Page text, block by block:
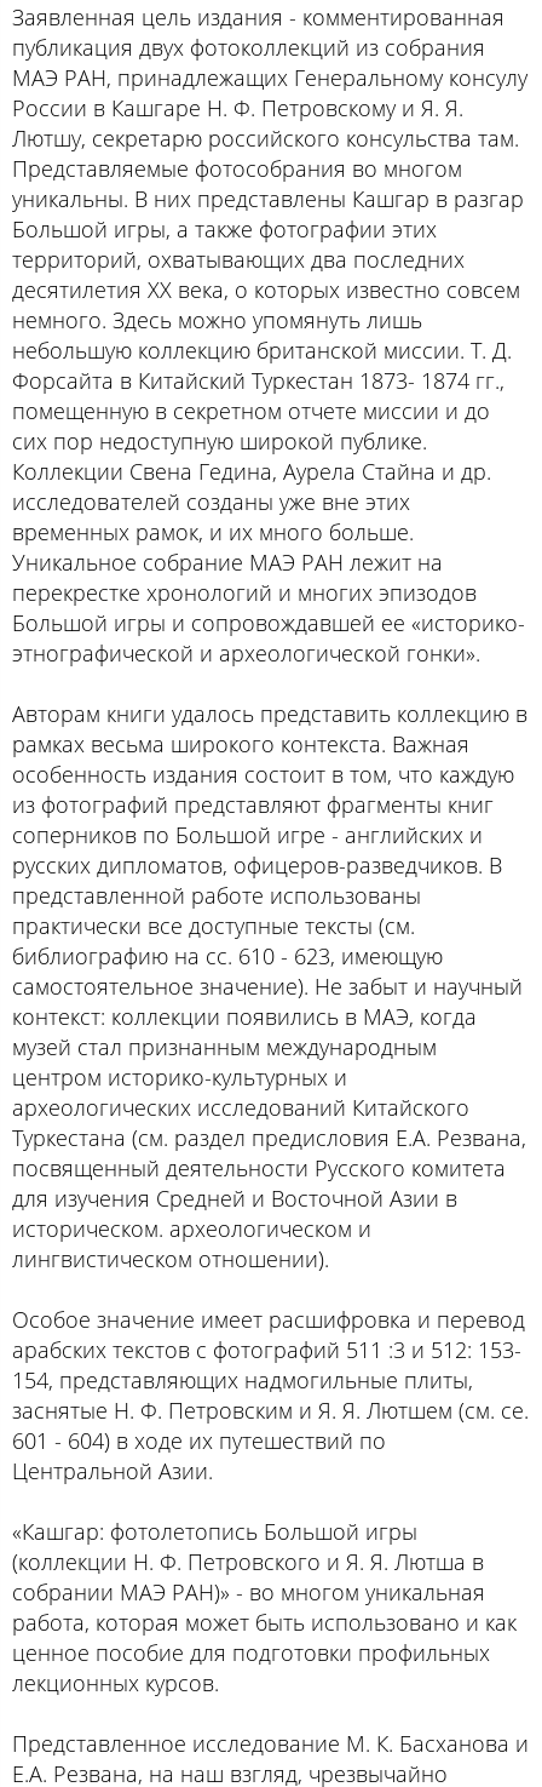
Заявленная цель издания - комментированная
публикация двух фотоколлекций из собрания
МАЭ РАН, принадлежащих Генеральному консулу
России в Кашгаре Н. Ф. Петровскому и Я. Я.
Лютшу, секретарю российского консульства там.
Представляемые фотособрания во многом
уникальны. В них представлены Кашгар в разгар
Большой игры, а также фотографии этих
территорий, охватывающих два последних
десятилетия ХХ века, о которых известно совсем
немного. Здесь можно упомянуть лишь
небольшую коллекцию британской миссии. Т. Д.
Форсайта в Китайский Туркестан 1873- 1874 гг.,
помещенную в секретном отчете миссии и до
сих пор недоступную широкой публике.
Коллекции Свена Гедина, Аурела Стайна и др.
исследователей созданы уже вне этих
временных рамок, и их много больше.
Уникальное собрание МАЭ РАН лежит на
перекрестке хронологий и многих эпизодов
Большой игры и сопровождавшей ее «историко-
этнографической и археологической гонки».
Авторам книги удалось представить коллекцию в
рамках весьма широкого контекста. Важная
особенность издания состоит в том, что каждую
из фотографий представляют фрагменты книг
соперников по Большой игре - английских и
русских дипломатов, офицеров-разведчиков. В
представленной работе использованы
практически все доступные тексты (см.
библиографию на сс. 610 - 623, имеющую
самостоятельное значение). Не забыт и научный
контекст: коллекции появились в МАЭ, когда
музей стал признанным международным
центром историко-культурных и
археологических исследований Китайского
Туркестана (см. раздел предисловия Е.А. Резвана,
посвященный деятельности Русского комитета
для изучения Средней и Восточной Азии в
историческом. археологическом и
лингвистическом отношении).
Особое значение имеет расшифровка и перевод
арабских текстов с фотографий 511 :3 и 512: 153-
154, представляющих надмогильные плиты,
заснятые Н. Ф. Петровским и Я. Я. Лютшем (см. се.
601 - 604) в ходе их путешествий по
Центральной Азии.
«Кашгар: фотолетопись Большой игры
(коллекции Н. Ф. Петровского и Я. Я. Лютша в
собрании МАЭ РАН)» - во многом уникальная
работа, которая может быть использовано и как
ценное пособие для подготовки профильных
лекционных курсов.
Представленное исследование М. К. Басханова и
Е.А. Резвана, на наш взгляд, чрезвычайно